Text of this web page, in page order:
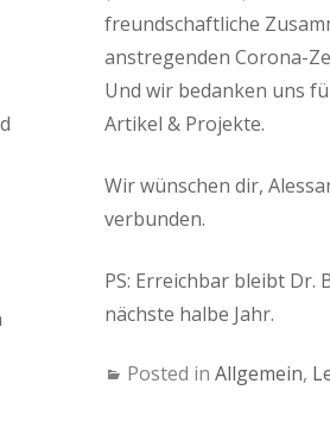
freundschaftliche
anstregenden Corona-
Und wir bedanken uns
Artikel & Projekte.
Wir wünschen dir,
verbunden.
PS: Erreichbar bleibt Dr.
nächste halbe Jahr.
Posted in Allgemein,